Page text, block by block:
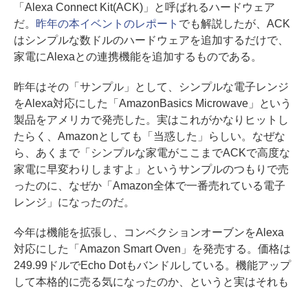
「Alexa Connect Kit(ACK)」と呼ばれるハードウェア
だ。 昨年の本イベントのレポート でも解説したが、ACK
はシンプルな数ドルのハードウェアを追加するだけで、
家電にAlexaとの連携機能を追加するものである。
昨年はその「サンプル」として、シンプルな電子レンジ
をAlexa対応にした「AmazonBasics Microwave」という
製品をアメリカで発売した。実はこれがかなりヒットし
たらく、Amazonとしても「当惑した」らしい。なぜな
ら、あくまで「シンプルな家電がここまでACKで高度な
家電に早変わりしますよ」というサンプルのつもりで売
ったのに、なぜか「Amazon全体で一番売れている電子
レンジ」になったのだ。
今年は機能を拡張し、コンベクションオーブンをAlexa
対応にした「Amazon Smart Oven」を発売する。価格は
249.99ドルでEcho Dotもバンドルしている。機能アップ
して本格的に売る気になったのか、というと実はそれも